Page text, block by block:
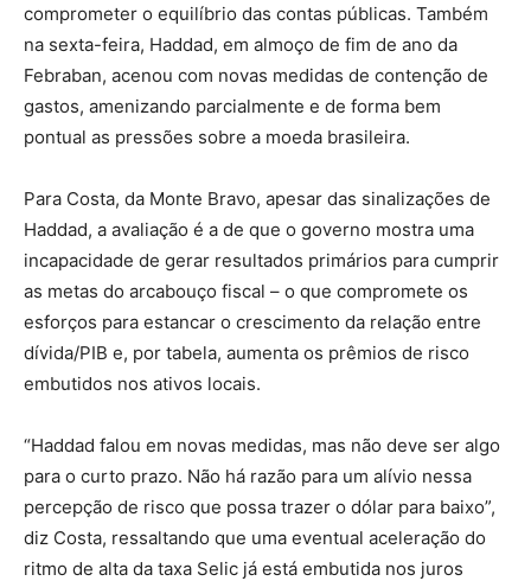
comprometer o equilíbrio das contas públicas. Também
na sexta-feira, Haddad, em almoço de fim de ano da
Febraban, acenou com novas medidas de contenção de
gastos, amenizando parcialmente e de forma bem
pontual as pressões sobre a moeda brasileira.
Para Costa, da Monte Bravo, apesar das sinalizações de
Haddad, a avaliação é a de que o governo mostra uma
incapacidade de gerar resultados primários para cumprir
as metas do arcabouço fiscal – o que compromete os
esforços para estancar o crescimento da relação entre
dívida/PIB e, por tabela, aumenta os prêmios de risco
embutidos nos ativos locais.
“Haddad falou em novas medidas, mas não deve ser algo
para o curto prazo. Não há razão para um alívio nessa
percepção de risco que possa trazer o dólar para baixo”,
diz Costa, ressaltando que uma eventual aceleração do
ritmo de alta da taxa Selic já está embutida nos juros